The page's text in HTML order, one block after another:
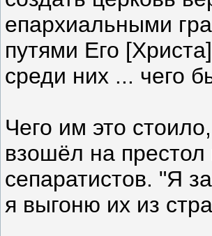
епархиальными
путями Его
среди них ... чего
Чего им это
взошёл на престол
сепаратистов. "Я
я выгоню их из